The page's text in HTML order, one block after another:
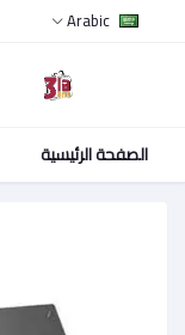
Arabic
الصفحة الرئيسية